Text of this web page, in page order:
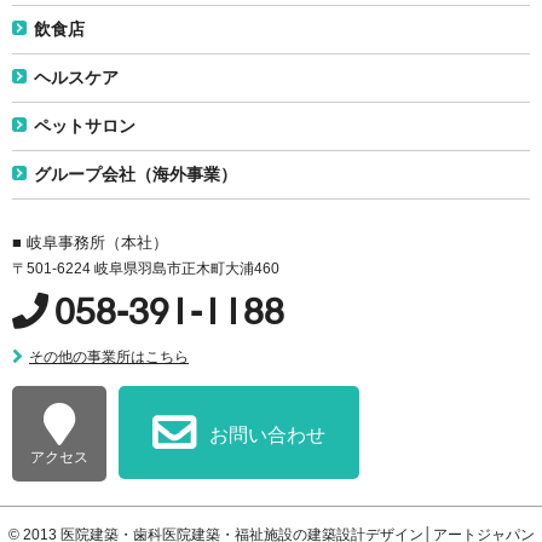
飲食店
ヘルスケア
ペットサロン
グループ会社（海外事業）
■ 岐阜事務所（本社）
〒501-6224 岐阜県羽島市正木町大浦460
058-391-1188
その他の事業所はこちら
アクセス
お問い合わせ
© 2013 医院建築・歯科医院建築・福祉施設の建築設計デザイン│アートジャパン